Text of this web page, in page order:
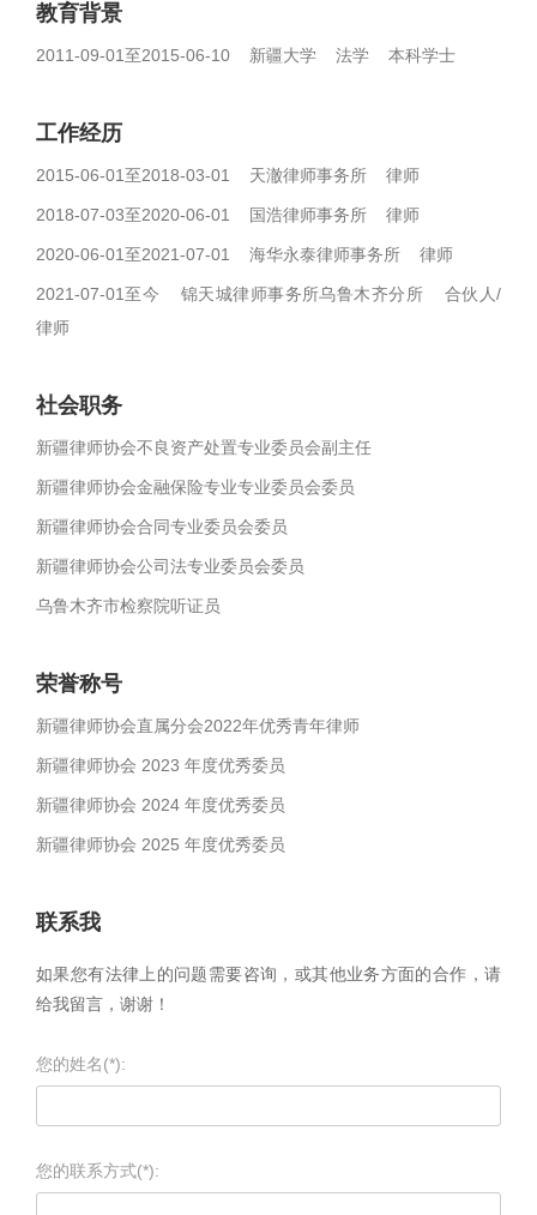
教育背景
2011-09-01至2015-06-10 新疆大学 法学 本科学士
工作经历
2015-06-01至2018-03-01 天澈律师事务所 律师
2018-07-03至2020-06-01 国浩律师事务所 律师
2020-06-01至2021-07-01 海华永泰律师事务所 律师
2021-07-01至今 锦天城律师事务所乌鲁木齐分所 合伙人/
律师
社会职务
新疆律师协会不良资产处置专业委员会副主任
新疆律师协会金融保险专业专业委员会委员
新疆律师协会合同专业委员会委员
新疆律师协会公司法专业委员会委员
乌鲁木齐市检察院听证员
荣誉称号
新疆律师协会直属分会2022年优秀青年律师
新疆律师协会 2023 年度优秀委员
新疆律师协会 2024 年度优秀委员
新疆律师协会 2025 年度优秀委员
联系我
如果您有法律上的问题需要咨询，或其他业务方面的合作，请
给我留言，谢谢！
您的姓名(*):
您的联系方式(*):